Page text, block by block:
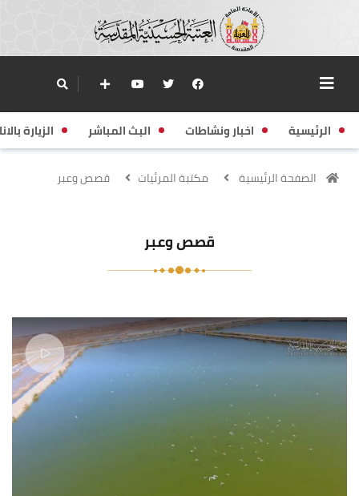
الرئيسية اخبار ونشاطات البث المباشر الزيارة
الصفحة الرئيسية مكتبة المرئيات قصص وعبر
قصص وعبر